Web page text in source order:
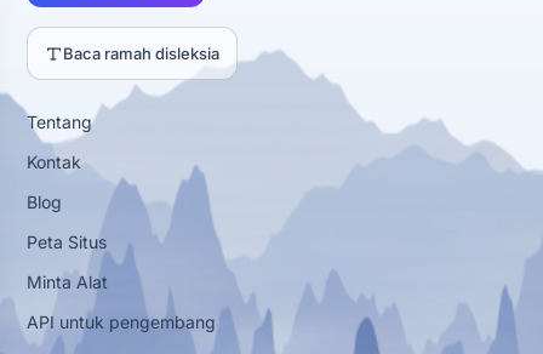
Baca ramah disleksia
Tentang
Kontak
Blog
Peta Situs
Minta Alat
API untuk pengembang